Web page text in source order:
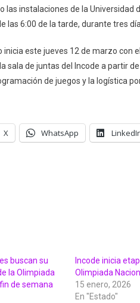
las instalaciones de la
las 6:00 de la tarde, durante tres
inicia este jueves 12 de marzo con
sala de juntas del Incode a partir
de juegos y la logística
X WhatsApp
buscan su
la Olimpiada
de semana
Incode inicia
Olimpiada
15 enero, 2026
En "Estado"